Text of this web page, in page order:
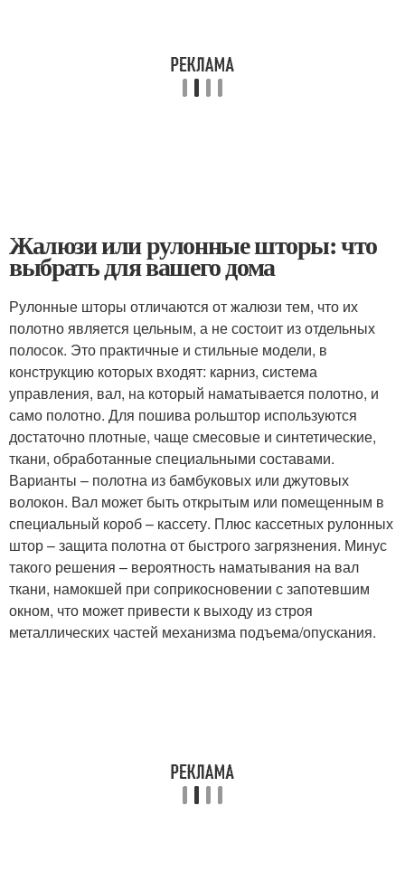
Жалюзи или рулонные шторы: что
выбрать для вашего дома
Рулонные шторы отличаются от жалюзи тем, что их
полотно является цельным, а не состоит из отдельных
полосок. Это практичные и стильные модели, в
конструкцию которых входят: карниз, система
управления, вал, на который наматывается полотно, и
само полотно. Для пошива рольштор используются
достаточно плотные, чаще смесовые и синтетические,
ткани, обработанные специальными составами.
Варианты – полотна из бамбуковых или джутовых
волокон. Вал может быть открытым или помещенным в
специальный короб – кассету. Плюс кассетных рулонных
штор – защита полотна от быстрого загрязнения. Минус
такого решения – вероятность наматывания на вал
ткани, намокшей при соприкосновении с запотевшим
окном, что может привести к выходу из строя
металлических частей механизма подъема/опускания.